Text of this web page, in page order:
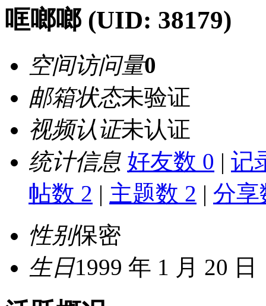
哐啷啷 (UID: 38179)
空间访问量0
邮箱状态未验证
视频认证未认证
统计信息 好友数 0 | 记
帖数 2 | 主题数 2 | 分享
性别保密
生日1999 年 1 月 20 日